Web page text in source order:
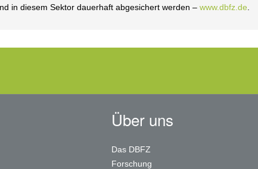
in diesem Sektor dauerhaft abgesichert werden – www.dbfz.de
Über uns
Das DBFZ
Forschung